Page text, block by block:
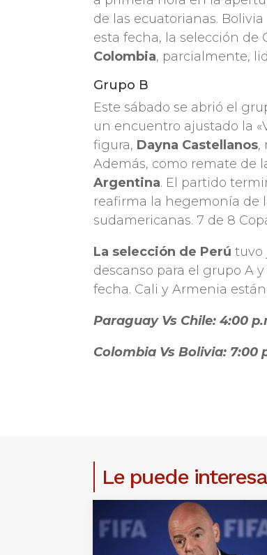
de las ecuatorianas.
esta fecha, la selección de
Colombia, parcialmente,
Grupo B
Este sábado se abrió el
un encuentro ajustado la
figura, Dayna Castellanos,
Además, como remate de
Argentina. El partido
reafirma la hegemonía de
sudamericanas. 7 de 8
La selección de Perú tuvo
descanso para el grupo A
fecha. Cali y Armenia
Paraguay Vs Chile: 4:00
Colombia Vs Bolivia: 7:00
Le puede